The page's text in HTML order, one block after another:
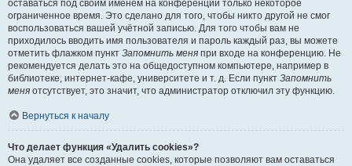
оставаться под своим именем на конференции только некоторое
ограниченное время. Это сделано для того, чтобы никто другой не смог
воспользоваться вашей учётной записью. Для того чтобы вам не
приходилось вводить имя пользователя и пароль каждый раз, вы можете
отметить флажком пункт Запомнить меня при входе на конференцию. Не
рекомендуется делать это на общедоступном компьютере, например в
библиотеке, интернет-кафе, университете и т. д. Если пункт Запомнить
меня отсутствует, это значит, что администратор отключил эту функцию.
Вернуться к началу
Что делает функция «Удалить cookies»?
Она удаляет все созданные cookies, которые позволяют вам оставаться